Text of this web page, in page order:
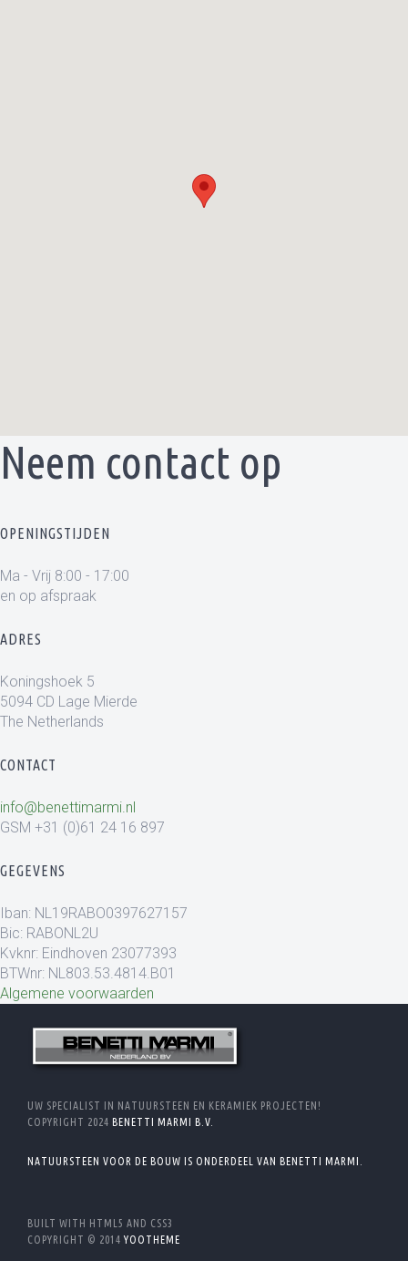
Neem contact op
OPENINGSTIJDEN
Ma - Vrij 8:00 - 17:00
en op afspraak
ADRES
Koningshoek 5
5094 CD Lage Mierde
The Netherlands
CONTACT
info@benettimarmi.nl
GSM +31 (0)61 24 16 897
GEGEVENS
Iban: NL19RABO0397627157
Bic: RABONL2U
Kvknr: Eindhoven 23077393
BTWnr: NL803.53.4814.B01
Algemene voorwaarden
UW SPECIALIST IN NATUURSTEEN EN KERAMIEK PROJECTEN!
COPYRIGHT 2024 BENETTI MARMI B.V.
NATUURSTEEN VOOR DE BOUW IS ONDERDEEL VAN BENETTI MARMI.
BUILT WITH HTML5 AND CSS3
COPYRIGHT © 2014YOOTHEME